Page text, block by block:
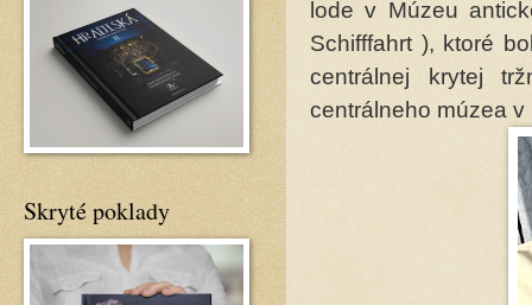
lode v Múzeu
Schifffahrt ), ktoré
centrálnej krytej
centrálneho múzea v
Skryté poklady